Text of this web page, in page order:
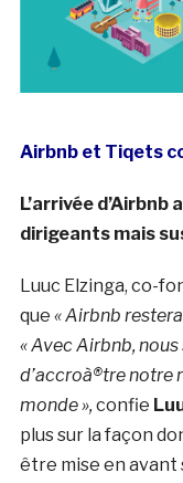
Airbnb et Tiqets
L’arrivée
dirigeants mais
Luuc Elzinga, co-
que « Airbnb
« Avec Airbnb,
d’accroà®tre notre
monde »,confie
plus sur la façon
être mise en